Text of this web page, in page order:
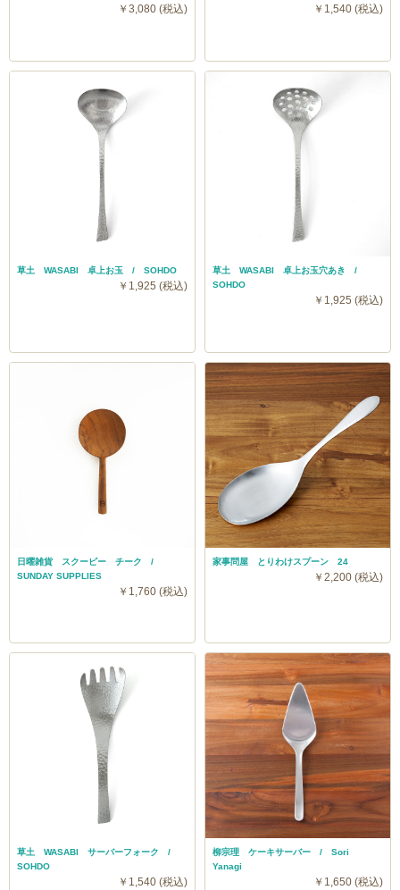
￥3,080 (税込) ￥1,540 (税込)
草土 WASABI 卓上お玉 / SOHDO
￥1,925 (税込)
草土 WASABI 卓上お玉穴あき /
SOHDO
￥1,925 (税込)
日曜雑貨 スクーピー チーク /
SUNDAY SUPPLIES
￥1,760 (税込)
家事問屋 とりわけスプーン 24
￥2,200 (税込)
草土 WASABI サーバーフォーク /
SOHDO
￥1,540 (税込)
柳宗理 ケーキサーバー / Sori
Yanagi
￥1,650 (税込)